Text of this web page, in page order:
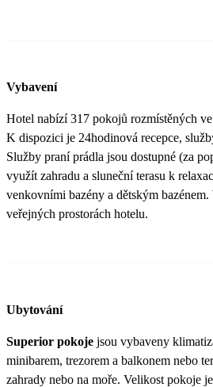
Vybavení
Hotel nabízí 317 pokojů rozmístěných
K dispozici je 24hodinová recepce,
Služby praní prádla jsou dostupné (za
využít zahradu a sluneční terasu k
venkovními bazény a dětským
veřejných prostorách hotelu.
Ubytování
Superior pokoje jsou vybaveny
minibarem, trezorem a balkonem nebo
zahrady nebo na moře. Velikost pokoje